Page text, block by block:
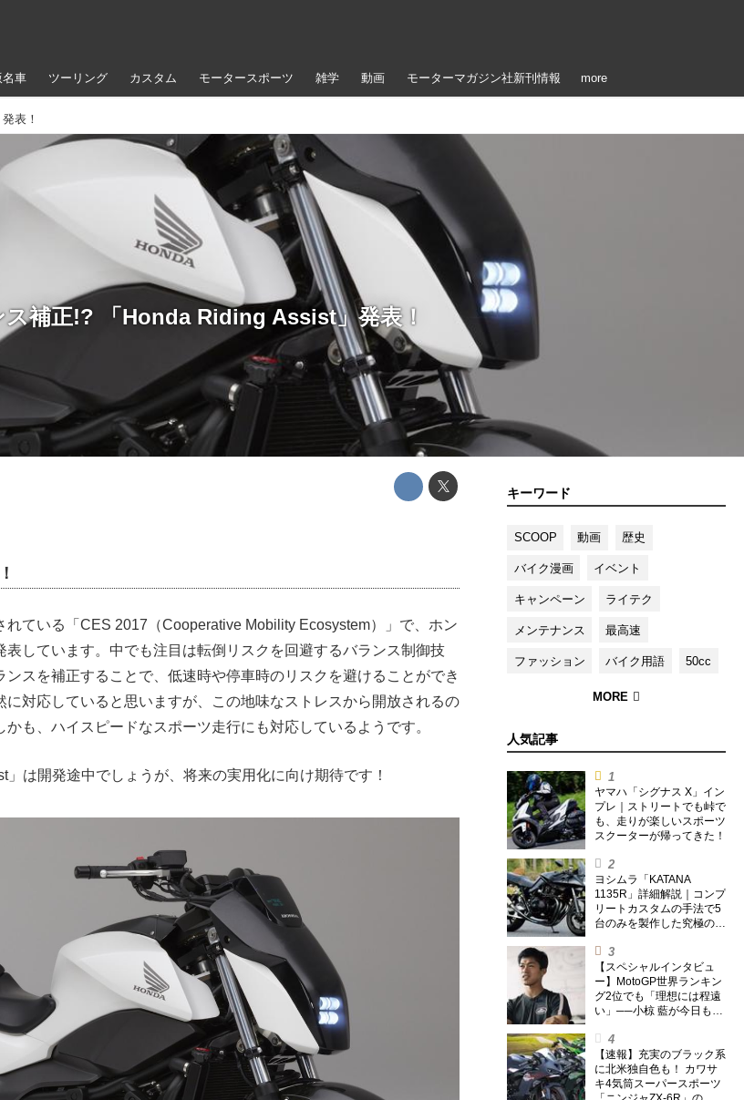
名車 ツーリング カスタム モータースポーツ 雑学 動画 モーターマガジン社新刊情報 more
表！
補正!? 「Honda Riding Assist」発表！
キーワード
SCOOP 動画 歴史
バイク漫画 イベント
キャンペーン ライテク
メンテナンス 最高速
ファッション バイク用語 50cc
人気記事
ヤマハ「シグナス X」イン
プレ｜ストリートでも峠で
も、走りが楽しいスポーツ
スクーターが帰ってきた！
ヨシムラ「KATANA
1135R」詳細解説｜コンプ
リートカスタムの手法で5
台のみを製作した究極の銘
【スペシャルインタビュ
ー】MotoGP世界ランキン
グ2位でも「理想には程遠
い」──小椋 藍が今日も走
【速報】充実のブラック系
に北米独自色も！ カワサ
キ4気筒スーパースポーツ
れている「CES 2017（Cooperative Mobility Ecosystem）」で、ホン
表しています。中でも注目は転倒リスクを回避するバランス制御技
スを補正することで、低速時や停車時のリスクを避けることができ
に対応していると思いますが、この地味なストレスから開放されるの
も、ハイスピードなスポーツ走行にも対応しているようです。
は開発途中でしょうが、将来の実用化に向け期待です！